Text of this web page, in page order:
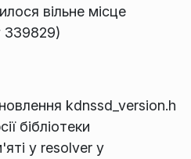
вільне місце
339829)
kdnssd_version.h
бібліотеки
у resolver у